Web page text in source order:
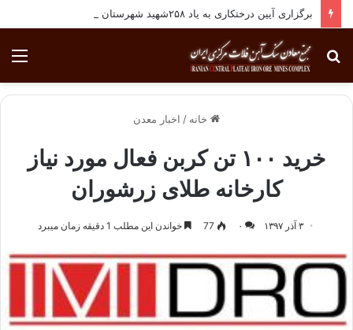
برگزاری آیین درختکاری به یاد ۲۵۸شهید شهرستان بافق
جستجو
برای
خانه / اخبار معدن
خرید ۱۰۰ تن کربن فعال مورد نیاز
کارخانه طلای زرشوران
۳ آذر ۱۳۹۷ ۰ 77 خواندن این مطلب 1 دقیقه زمان میبرد